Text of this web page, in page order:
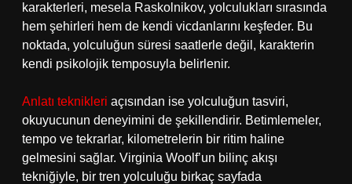
karakterleri, mesela Raskolnikov, yolculukları sırasında
hem şehirleri hem de kendi vicdanlarını keşfeder. Bu
noktada, yolculuğun süresi saatlerle değil, karakterin
kendi psikolojik temposuyla belirlenir.
Anlatı teknikleri açısından ise yolculuğun tasviri,
okuyucunun deneyimini de şekillendirir. Betimlemeler,
tempo ve tekrarlar, kilometrelerin bir ritim haline
gelmesini sağlar. Virginia Woolf’un bilinç akışı
tekniğiyle, bir tren yolculuğu birkaç sayfada